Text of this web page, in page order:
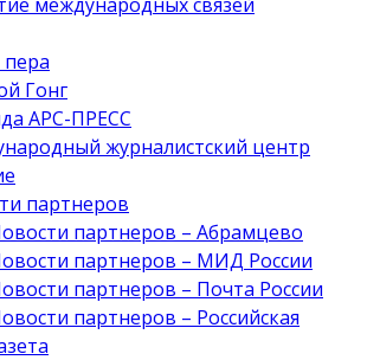
Гонг
АРС-ПРЕСС
журналистский центр
партнеров
партнеров – Абрамцево
партнеров – МИД России
партнеров – Почта России
партнеров – Российская